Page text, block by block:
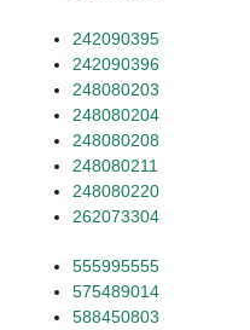
242090395
242090396
248080203
248080204
248080208
248080211
248080220
262073304
555995555
575489014
588450803